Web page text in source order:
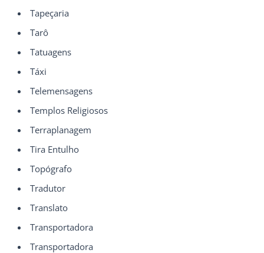
Tapeçaria
Tarô
Tatuagens
Táxi
Telemensagens
Templos Religiosos
Terraplanagem
Tira Entulho
Topógrafo
Tradutor
Translato
Transportadora
Transportadora